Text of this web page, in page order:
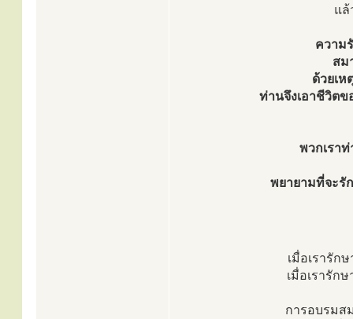
แล้
ความ
สม
ด้วยเ
ท่านจึงเอาชีวิตข
พวกเรา
พยายามที่จะรั
เมื่อเรารัก
เมื่อเรารัก
การอบรมส